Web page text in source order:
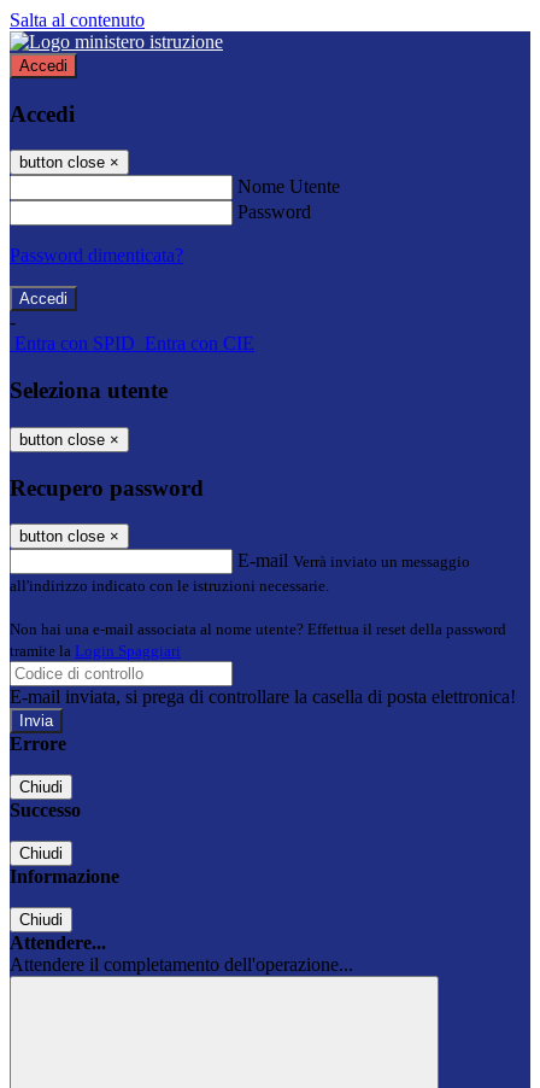
Salta al contenuto
Accedi
Accedi
button close ×
Nome Utente
Password
Password dimenticata?
-
Entra con SPID Entra con CIE
Seleziona utente
button close ×
Recupero password
button close ×
E-mail Verrà inviato un messaggio
all'indirizzo indicato con le istruzioni necessarie.
Non hai una e-mail associata al nome utente? Effettua il reset della password
tramite la Login Spaggiari
E-mail inviata, si prega di controllare la casella di posta elettronica!
Errore
Chiudi
Successo
Chiudi
Informazione
Chiudi
Attendere...
Attendere il completamento dell'operazione...